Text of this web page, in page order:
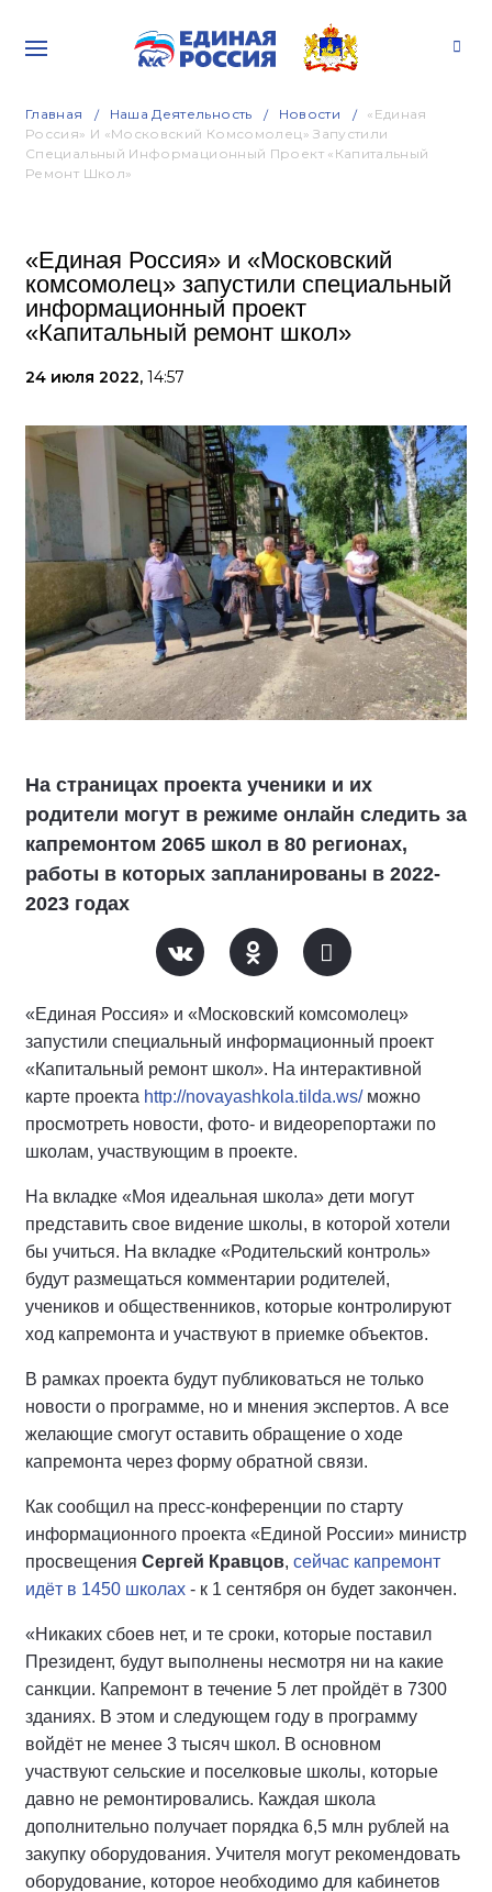
Главная Наша Деятельность Новости
«Единая
Россия» И «Московский Комсомолец» Запустили
Специальный Информационный Проект «Капитальный
Ремонт Школ»
«Единая Россия» и «Московский
комсомолец» запустили специальный
информационный проект
«Капитальный ремонт школ»
24 июля 2022, 14:57
На страницах проекта ученики и их
родители могут в режиме онлайн следить за
капремонтом 2065 школ в 80 регионах,
работы в которых запланированы в 2022-
2023 годах
«Единая Россия» и «Московский комсомолец»
запустили специальный информационный проект
«Капитальный ремонт школ». На интерактивной
карте проекта http://novayashkola.tilda.ws/можно
просмотреть новости, фото- и видеорепортажи по
школам, участвующим в проекте.
На вкладке «Моя идеальная школа» дети могут
представить свое видение школы, в которой хотели
бы учиться. На вкладке «Родительский контроль»
будут размещаться комментарии родителей,
учеников и общественников, которые контролируют
ход капремонта и участвуют в приемке объектов.
В рамках проекта будут публиковаться не только
новости о программе, но и мнения экспертов. А все
желающие смогут оставить обращение о ходе
капремонта через форму обратной связи.
Как сообщил на пресс-конференции по старту
информационного проекта «Единой России» министр
просвещения Сергей Кравцов, сейчас капремонт
идёт в 1450 школах - к 1 сентября он будет закончен.
«Никаких сбоев нет, и те сроки, которые поставил
Президент, будут выполнены несмотря ни на какие
санкции. Капремонт в течение 5 лет пройдёт в 7300
зданиях. В этом и следующем году в программу
войдёт не менее 3 тысяч школ. В основном
участвуют сельские и поселковые школы, которые
давно не ремонтировались. Каждая школа
дополнительно получает порядка 6,5 млн рублей на
закупку оборудования. Учителя могут рекомендовать
оборудование, которое необходимо для кабинетов